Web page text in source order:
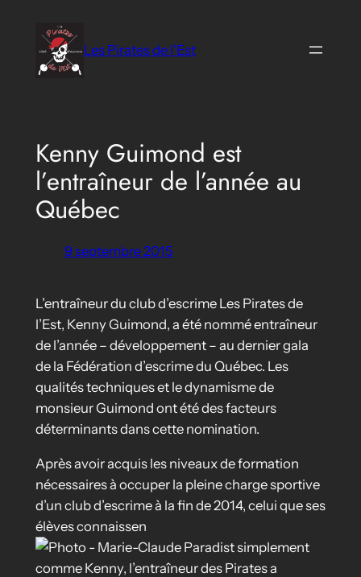
contenu
Les Pirates de l'Est
Kenny Guimond est
l’entraîneur de l’année au
Québec
9 septembre 2015
L’entraîneur du club d’escrime Les Pirates de
l’Est, Kenny Guimond, a été nommé entraîneur
de l’année – développement – au dernier gala
de la Fédération d’escrime du Québec. Les
qualités techniques et le dynamisme de
monsieur Guimond ont été des facteurs
déterminants dans cette nomination.
Après avoir acquis les niveaux de formation
nécessaires à occuper la pleine charge sportive
d’un club d’escrime à la fin de 2014, celui que ses
élèves connaissen
t simplement
comme Kenny, l’entraîneur des Pirates a